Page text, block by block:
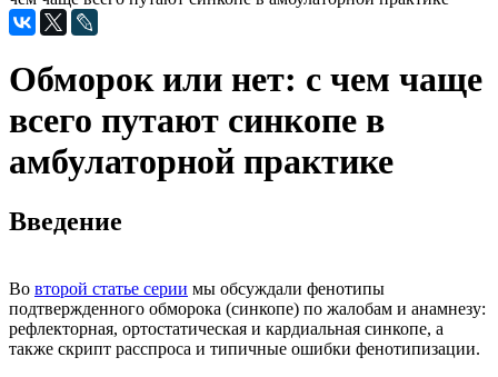
Обморок или нет: с чем чаще
всего путают синкопе в
амбулаторной практике
Введение
Во второй статье серии мы обсуждали фенотипы
подтвержденного обморока (синкопе) по жалобам и анамнезу:
рефлекторная, ортостатическая и кардиальная синкопе, а
также скрипт расспроса и типичные ошибки фенотипизации.